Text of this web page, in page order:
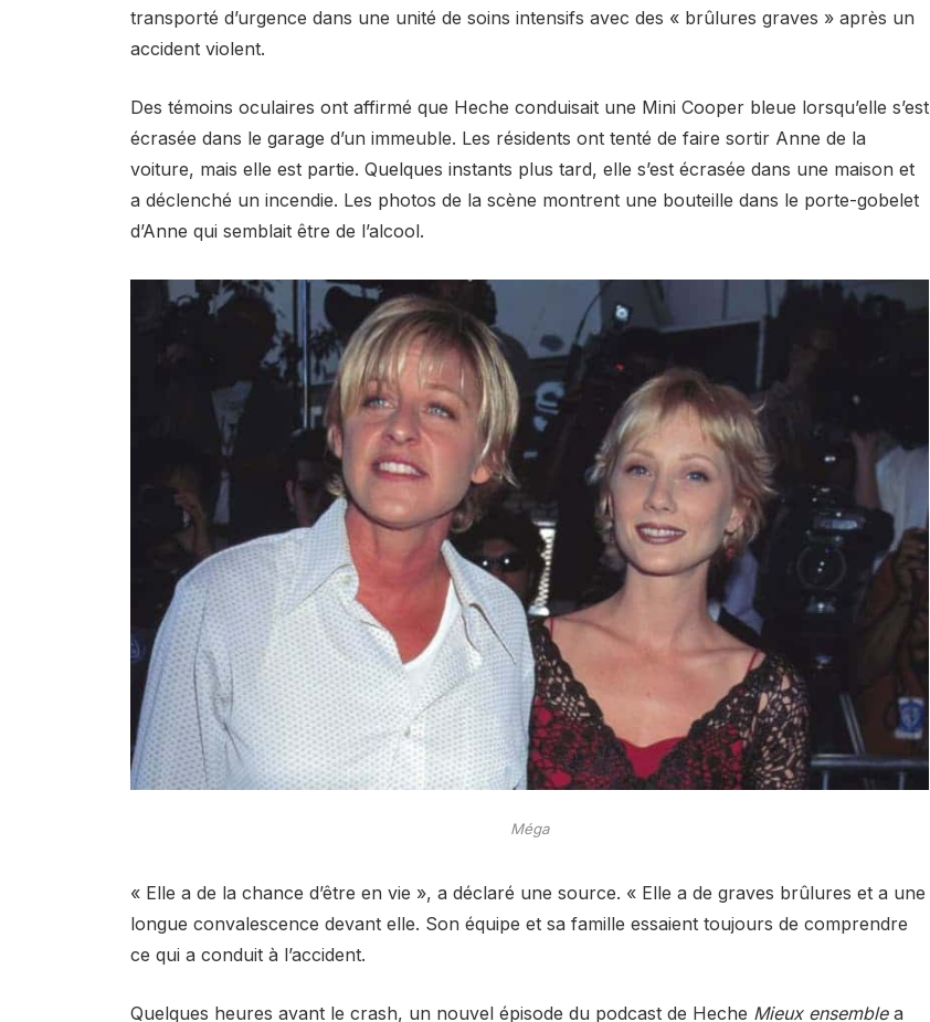
transporté d’urgence dans une unité de soins intensifs avec des « brûlures graves » après un
accident violent.
Des témoins oculaires ont affirmé que Heche conduisait une Mini Cooper bleue lorsqu’elle s’est
écrasée dans le garage d’un immeuble. Les résidents ont tenté de faire sortir Anne de la
voiture, mais elle est partie. Quelques instants plus tard, elle s’est écrasée dans une maison et
a déclenché un incendie. Les photos de la scène montrent une bouteille dans le porte-gobelet
d’Anne qui semblait être de l’alcool.
Méga
« Elle a de la chance d’être en vie », a déclaré une source. « Elle a de graves brûlures et a une
longue convalescence devant elle. Son équipe et sa famille essaient toujours de comprendre
ce qui a conduit à l’accident.
Quelques heures avant le crash, un nouvel épisode du podcast de Heche Mieux ensemblea